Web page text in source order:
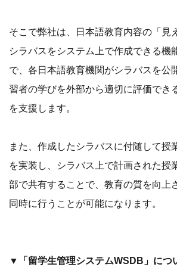
そこで弊社は、日本語教育内容の「見
シラバスをシステム上で作成できる機
で、各日本語教育機関がシラバスを公
習者の学びを外部から適切に評価でき
を支援します。
また、作成したシラバスに付随して授
を実装し、シラバス上で計画された授
部で共有することで、教育の質を向上
同時に行うことが可能になります。
▼「留学生管理システムWSDB」につ